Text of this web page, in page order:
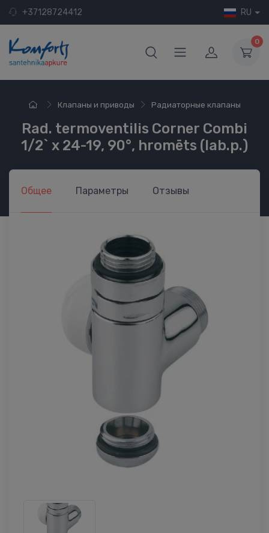
+37128724412 RU
0
Клапаны и приводы Радиаторные клапаны
Rad. termoventilis Corner Combi
1/2` x 24-19, 90°, hromēts (lab.p.)
Общее Параметры Отзывы